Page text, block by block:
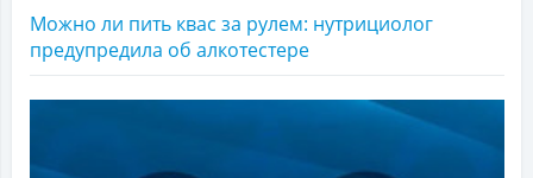
Можно ли пить квас за рулем: нутрициолог
предупредила об алкотестере